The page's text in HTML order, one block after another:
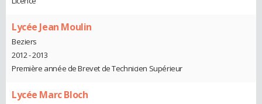
Lycée Jean Moulin
Beziers
2012 - 2013
Première année de Brevet de Technicien Supérieur
Lycée Marc Bloch